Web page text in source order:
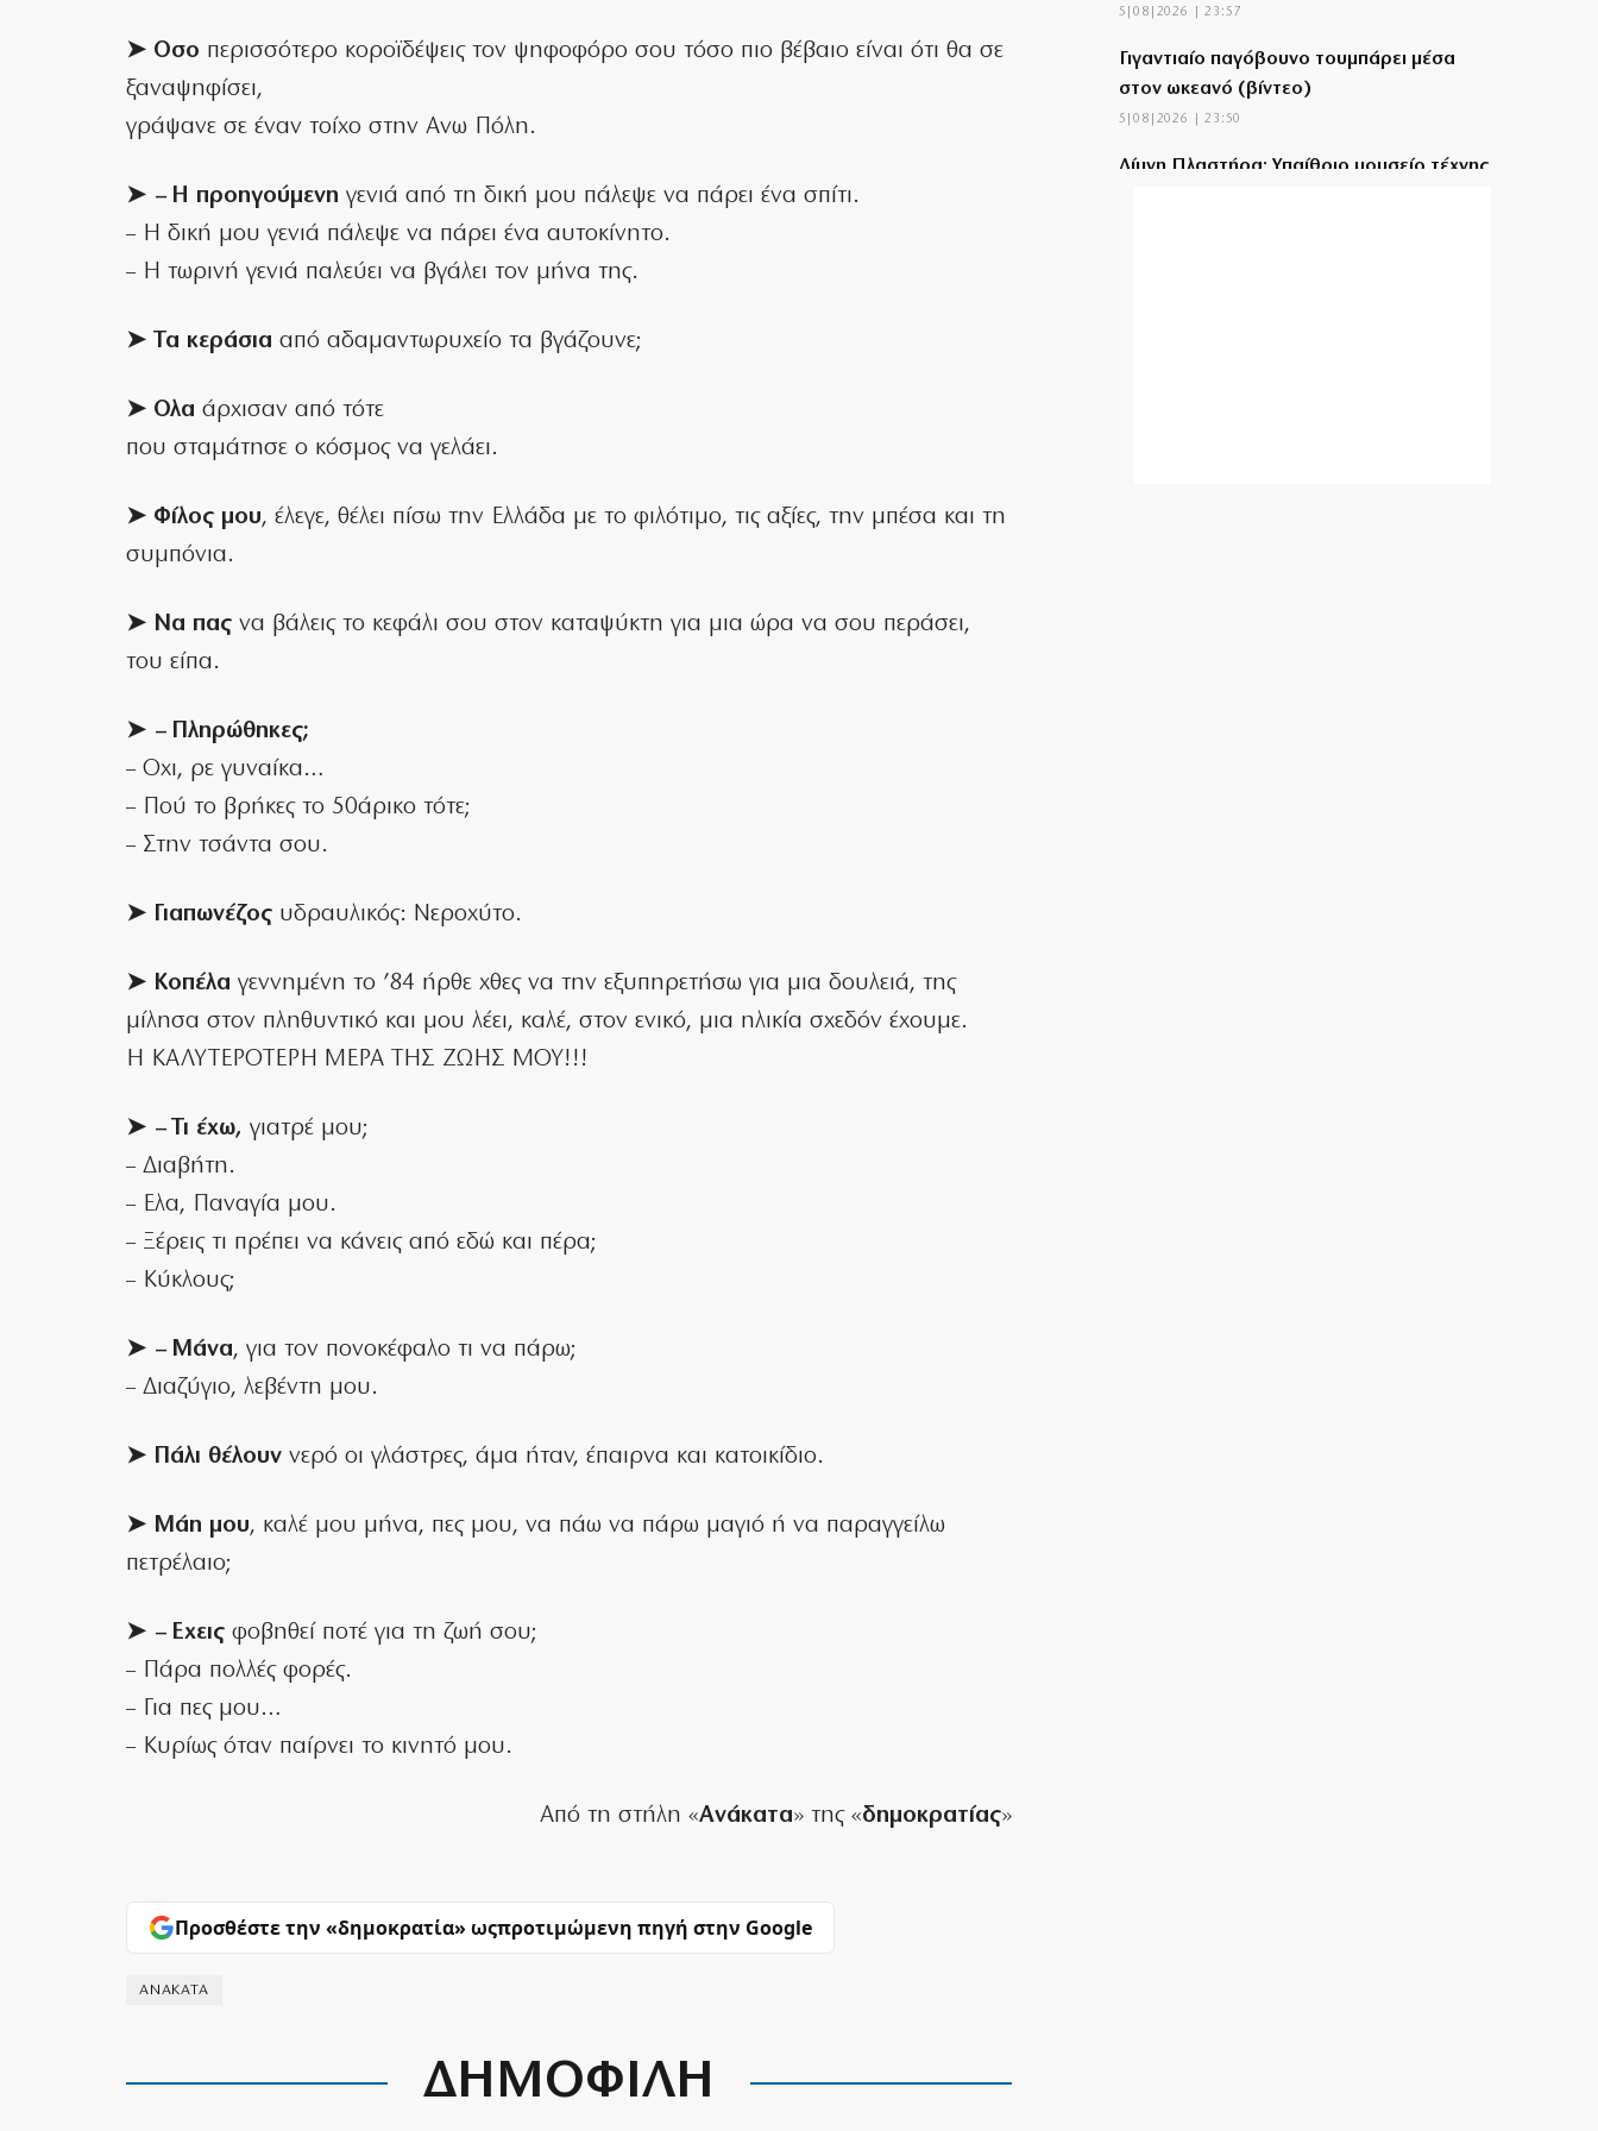
➤ Οσο περισσότερο κοροϊδέψεις τον ψηφοφόρο σου τόσο πιο βέβαιο είναι ότι θα σε
ξαναψηφίσει,
γράψανε σε έναν τοίχο στην Ανω Πόλη.
➤ – Η προηγούμενη γενιά από τη δική μου πάλεψε να πάρει ένα σπίτι.
– Η δική μου γενιά πάλεψε να πάρει ένα αυτοκίνητο.
– Η τωρινή γενιά παλεύει να βγάλει τον μήνα της.
➤ Τα κεράσια από αδαμαντωρυχείο τα βγάζουνε;
➤ Ολα άρχισαν από τότε
που σταμάτησε ο κόσμος να γελάει.
➤ Φίλος μου, έλεγε, θέλει πίσω την Ελλάδα με το φιλότιμο, τις αξίες, την μπέσα και τη
συμπόνια.
➤ Να πας να βάλεις το κεφάλι σου στον καταψύκτη για μια ώρα να σου περάσει,
του είπα.
➤ – Πληρώθηκες;
– Οχι, ρε γυναίκα…
– Πού το βρήκες το 50άρικο τότε;
– Στην τσάντα σου.
➤ Γιαπωνέζος υδραυλικός: Νεροχύτο.
➤ Κοπέλα γεννημένη το ’84 ήρθε χθες να την εξυπηρετήσω για μια δουλειά, της
μίλησα στον πληθυντικό και μου λέει, καλέ, στον ενικό, μια ηλικία σχεδόν έχουμε.
Η ΚΑΛΥΤΕΡΟΤΕΡΗ ΜΕΡΑ ΤΗΣ ΖΩΗΣ ΜΟΥ!!!
➤ – Τι έχω, γιατρέ μου;
– Διαβήτη.
– Ελα, Παναγία μου.
– Ξέρεις τι πρέπει να κάνεις από εδώ και πέρα;
– Κύκλους;
➤ – Μάνα, για τον πονοκέφαλο τι να πάρω;
– Διαζύγιο, λεβέντη μου.
➤ Πάλι θέλουν νερό οι γλάστρες, άμα ήταν, έπαιρνα και κατοικίδιο.
➤ Μάη μου, καλέ μου μήνα, πες μου, να πάω να πάρω μαγιό ή να παραγγείλω
πετρέλαιο;
➤ – Εχεις φοβηθεί ποτέ για τη ζωή σου;
– Πάρα πολλές φορές.
– Για πες μου…
– Κυρίως όταν παίρνει το κινητό μου.
Από τη στήλη «Ανάκατα» της «δημοκρατίας»
Προσθέστε την «δημοκρατία» ωςπροτιμώμενη πηγή στην Google
ΑΝΑΚΑΤΑ
ΔΗΜΟΦΙΛΗ
5|08|2026 | 23:57
Γιγαντιαίο παγόβουνο τουμπάρει μέσα
στον ωκεανό (βίντεο)
5|08|2026 | 23:50
Λίμνη Πλαστήρα: Υπαίθριο μουσείο τέχνης